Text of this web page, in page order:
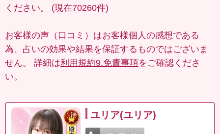
ください。 (現在70260件)
お客様の声（口コミ）はお客様個人の感想である
為、占いの効果や結果を保証するものではございま
せん。 詳細は利用規約9.免責事項をご確認くださ
い。
ユリア(ユリア)